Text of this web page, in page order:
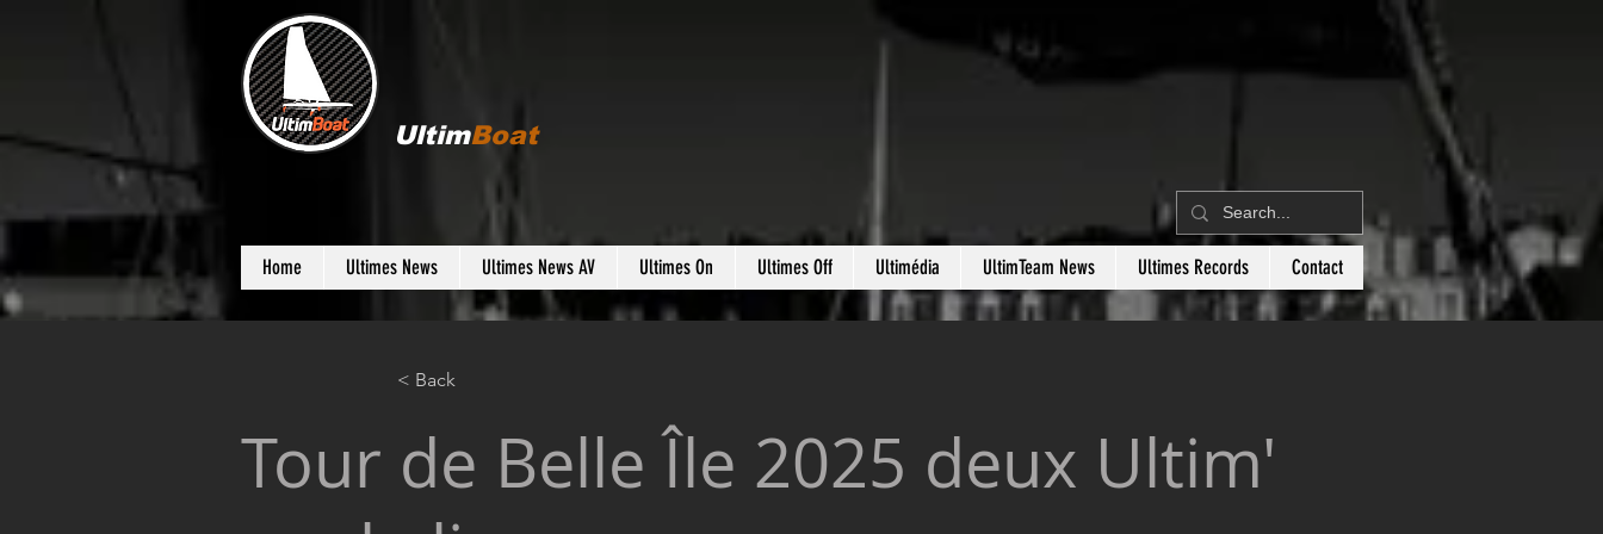
UltimBoat
Home Ultimes News Ultimes News AV Ultimes On Ultimes Off Ultimédia UltimTeam News Ultimes Records Contact
< Back
Tour de Belle Île 2025 deux Ultim'